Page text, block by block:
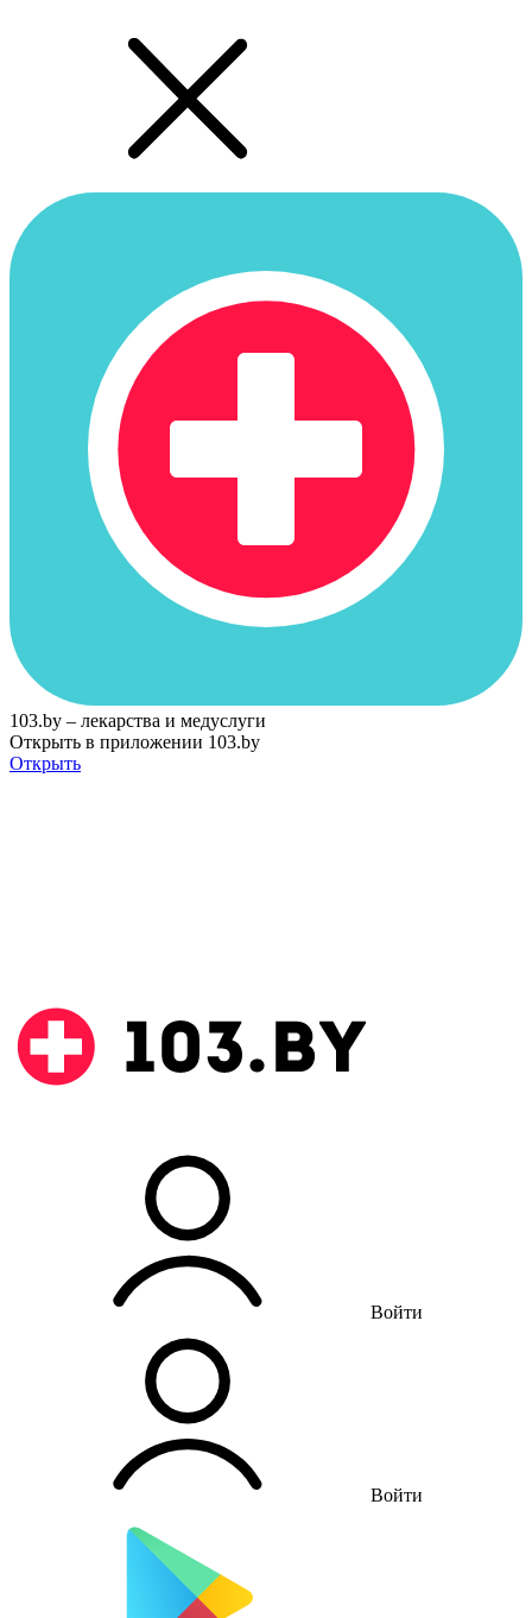
103.by – лекарства и медуслуги
Открыть в приложении 103.by
Открыть
Войти
Войти